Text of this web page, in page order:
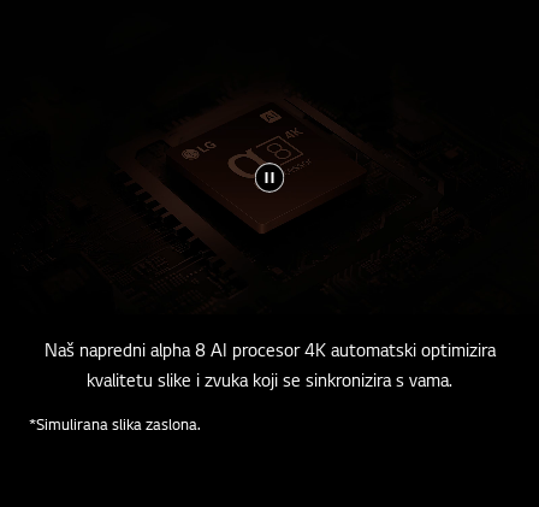
Naš napredni alpha 8 AI procesor 4K automatski optimizira
kvalitetu slike i zvuka koji se sinkronizira s vama.
*Simulirana slika zaslona.